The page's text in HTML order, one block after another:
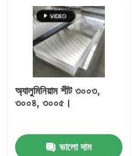
কারখানা পরিদর্শন
মান নিয়ন্ত্রণ
আমাদের সাথে যোগাযোগ করুন
অ্যালুমিনিয়াম শীট ৩০০৩,
৩০০৪, ৩০০৫।
ভালো দাম